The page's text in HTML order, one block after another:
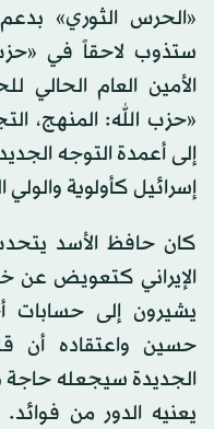
«الحرس الثوري»
ستذوب لاحقاً في
الأمين العام
«حزب الله: المنهج،
إلى أعمدة التوجه
إسرائيل كأولوية
كان حافظ الأسد
الإيراني كتعويض عن
يشيرون إلى حسابات
حسين واعتقاده أن
الجديدة سيجعله حاجة
يعنيه الدور من